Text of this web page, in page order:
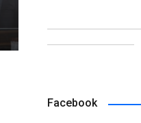
13 lipiec 2026
Facebook